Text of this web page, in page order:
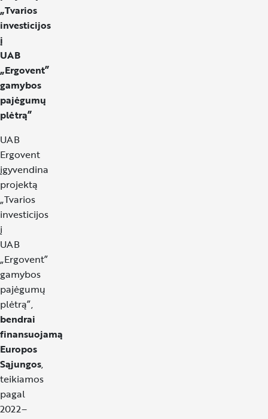
„Tvarios
investicijos
į
UAB
„Ergovent”
gamybos
pajėgumų
plėtrą”
UAB
Ergovent
įgyvendina
projektą
„Tvarios
investicijos
į
UAB
„Ergovent”
gamybos
pajėgumų
plėtrą”,
bendrai
finansuojamą
Europos
Sąjungos,
teikiamos
pagal
2022–